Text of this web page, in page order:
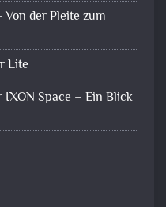
der Pleite zum
Lite
Space – Ein Blick